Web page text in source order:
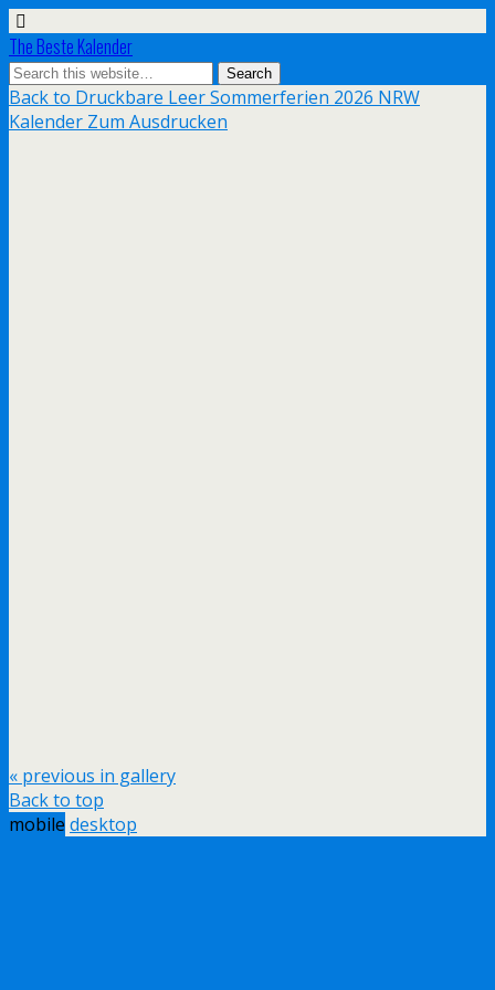
The Beste Kalender
Back to Druckbare Leer Sommerferien 2026 NRW
Kalender Zum Ausdrucken
« previous in gallery
Back to top
mobile desktop